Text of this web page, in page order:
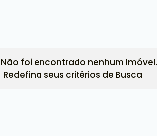
Não foi encontrado nenhum Imóvel.
Redefina seus critérios de Busca